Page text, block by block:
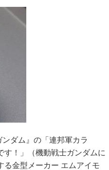
ダム』の「連邦軍カラ
す！」（機動戦士ガンダムに
る金型メーカー エムアイモ